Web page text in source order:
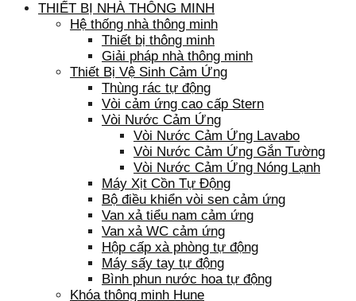
THIẾT BỊ NHÀ THÔNG MINH
Hệ thống nhà thông minh
Thiết bị thông minh
Giải pháp nhà thông minh
Thiết Bị Vệ Sinh Cảm Ứng
Thùng rác tự động
Vòi cảm ứng cao cấp Stern
Vòi Nước Cảm Ứng
Vòi Nước Cảm Ứng Lavabo
Vòi Nước Cảm Ứng Gắn Tường
Vòi Nước Cảm Ứng Nóng Lạnh
Máy Xịt Cồn Tự Động
Bộ điều khiển vòi sen cảm ứng
Van xả tiểu nam cảm ứng
Van xả WC cảm ứng
Hộp cấp xà phòng tự động
Máy sấy tay tự động
Bình phun nước hoa tự động
Khóa thông minh Hune